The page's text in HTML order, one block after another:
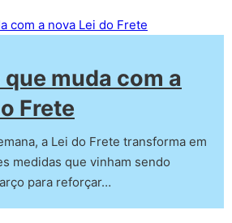
muda com a
Frete
a Lei do Frete transforma em
medidas que vinham sendo
para reforçar…